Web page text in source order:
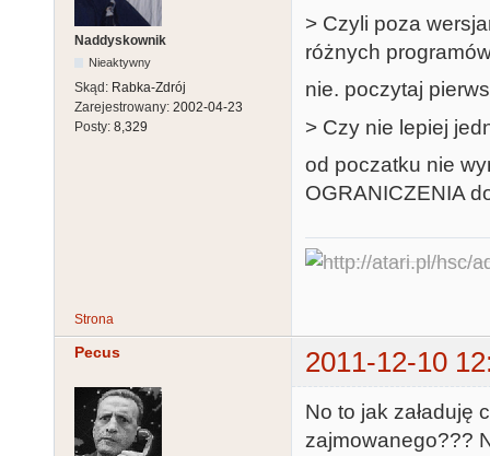
Naddyskownik
Nieaktywny
Skąd: Rabka-Zdrój
Zarejestrowany: 2002-04-23
Posty: 8,329
> Czyli poza
różnych
nie. poczytaj
> Czy nie lepiej
od poczatku nie
OGRANICZENIA
Strona
Pecus 2011-12-10
No to jak załaduję
zajmowanego???